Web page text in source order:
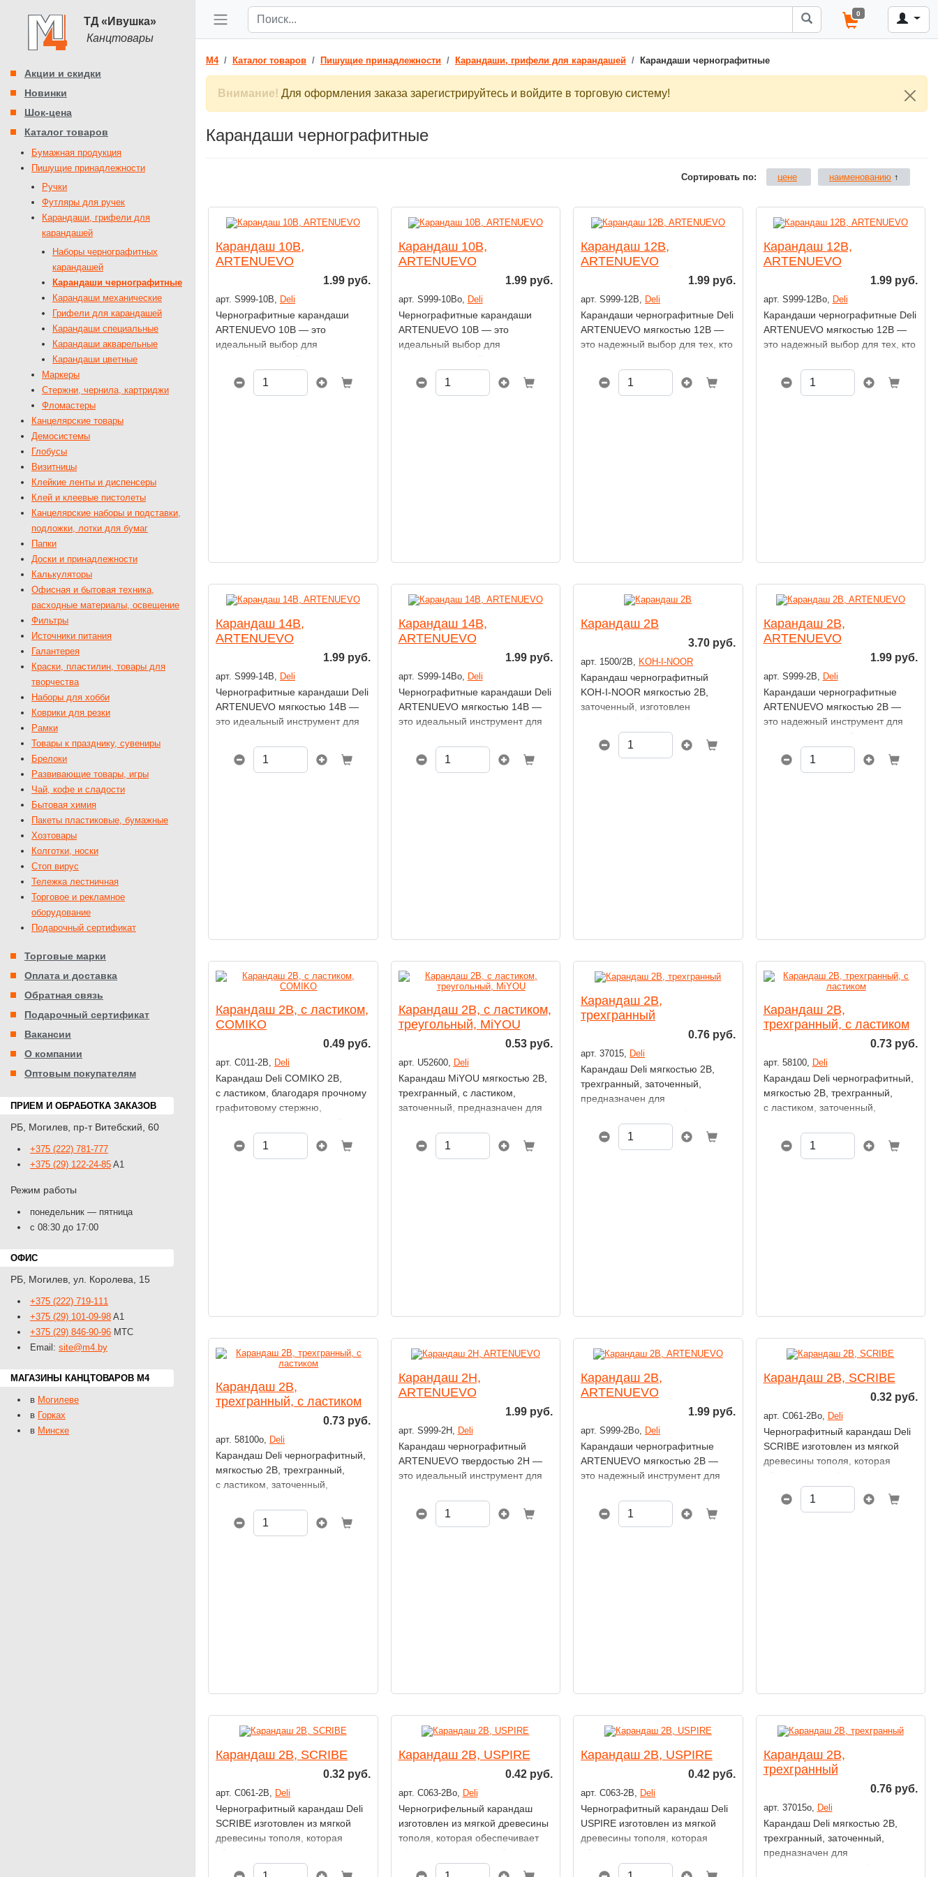
ТД «Ивушка»
Канцтовары
Акции и скидки
Новинки
Шок-цена
Каталог товаров
Бумажная продукция
Пишущие принадлежности
Ручки
Футляры для ручек
Карандаши, грифели для
карандашей
Наборы чернографитных
карандашей
Карандаши чернографитные
Карандаши механические
Грифели для карандашей
Карандаши специальные
Карандаши акварельные
Карандаши цветные
Маркеры
Стержни, чернила, картриджи
Фломастеры
Канцелярские товары
Демосистемы
Глобусы
Визитницы
Клейкие ленты и диспенсеры
Клей и клеевые пистолеты
Канцелярские наборы и подставки,
подложки, лотки для бумаг
Папки
Доски и принадлежности
Калькуляторы
Офисная и бытовая техника,
расходные материалы, освещение
Фильтры
Источники питания
Галантерея
Краски, пластилин, товары для
творчества
Наборы для хобби
Коврики для резки
Рамки
Товары к празднику, сувениры
Брелоки
Развивающие товары, игры
Чай, кофе и сладости
Бытовая химия
Пакеты пластиковые, бумажные
Хозтовары
Колготки, носки
Стоп вирус
Тележка лестничная
Торговое и рекламное
оборудование
Подарочный сертификат
Торговые марки
Оплата и доставка
Обратная связь
Подарочный сертификат
Вакансии
О компании
Оптовым покупателям
ПРИЕМ И ОБРАБОТКА ЗАКАЗОВ
РБ Могилев пр-т Витебский, 60
+375 (222) 781-777
+375 (29) 122-24-85 A1
Режим работы
понедельник — пятница
с 08:30 до 17:00
ОФИС
РБ Могилев ул. Королева, 15
+375 (222) 719-111
+375 (29) 101-09-98 A1
+375 (29) 846-90-96 MTС
Email: site@m4.by
МАГАЗИНЫ КАНЦТОВАРОВ M4
в Могилеве
в Горках
в Минске
0
M4 Каталог товаров Пишущие принадлежности Карандаши, грифели для карандашей Карандаши чернографитные
Внимание! Для оформления заказа зарегистрируйтесь и войдите в торговую систему!
Карандаши чернографитные
Сортировать по: цене наименованию ↑
Карандаш 10B,
ARTENUEVO
1.99 руб.
арт. S999-10В, Deli
Чернографитные карандаши
ARTENUEVO 10В — это
идеальный выбор для
и иллюстраторов, стремящихся
к максимальной насыщенности
Карандаш 10В,
ARTENUEVO
1.99 руб.
арт. S999-10Во, Deli
Чернографитные карандаши
ARTENUEVO 10В — это
идеальный выбор для
и иллюстраторов, стремящихся
к максимальной насыщенности
Карандаш 12B,
ARTENUEVO
1.99 руб.
арт. S999-12В, Deli
Карандаши чернографитные Deli
ARTENUEVO мягкостью 12B —
это надежный выбор для тех, кто
и глубину тона. Благодаря
сверхмягкому грифелю, они
Карандаш 12В,
ARTENUEVO
1.99 руб.
арт. S999-12Вo, Deli
Карандаши чернографитные Deli
ARTENUEVO мягкостью 12B —
это надежный выбор для тех, кто
и глубину тона. Благодаря
сверхмягкому грифелю, они
Карандаш 14B,
ARTENUEVO
1.99 руб.
арт. S999-14В, Deli
Чернографитные карандаши Deli
ARTENUEVO мягкостью 14B —
это идеальный инструмент для
линии и глубину тона. Благодаря
сверхмягкому грифелю,
Карандаш 14В,
ARTENUEVO
1.99 руб.
арт. S999-14Во, Deli
Чернографитные карандаши Deli
ARTENUEVO мягкостью 14B —
это идеальный инструмент для
линии и глубину тона. Благодаря
сверхмягкому грифелю,
Карандаш 2B
3.70 руб.
арт. 1500/2В, KOH-I-NOOR
Карандаш чернографитный
KOH-I-NOOR мягкостью 2B,
заточенный, изготовлен
соответствует высоким
стандартам качества.
Карандаш 2B,
ARTENUEVO
1.99 руб.
арт. S999-2В, Deli
Карандаши чернографитные
ARTENUEVO мягкостью 2B —
это надежный инструмент для
скетчинг, эскизы, живопись или
письмо. Благодаря
Карандаш 2B, с ластиком,
COMIKO
0.49 руб.
арт. С011-2В, Deli
Карандаш Deli COMIKO 2В,
с ластиком, благодаря прочному
графитовому стержню,
корпус легко затачивается.
Ластик не содержит ПВХ.
Карандаш 2B, с ластиком,
треугольный, MiYOU
0.53 руб.
арт. U52600, Deli
Карандаш MiYOU мягкостью 2В,
трехгранный, с ластиком,
заточенный, предназначен для
Карандаш 2B,
трехгранный
0.76 руб.
арт. 37015, Deli
Карандаш Deli мягкостью 2В,
трехгранный, заточенный,
предназначен для
Карандаш 2B,
трехгранный, с ластиком
0.73 руб.
арт. 58100, Deli
Карандаш Deli чернографитный,
мягкостью 2В, трехгранный,
с ластиком, заточенный,
художественных и графических
работ.
Карандаш 2B,
трехгранный, с ластиком
0.73 руб.
арт. 58100о, Deli
Карандаш Deli чернографитный,
мягкостью 2В, трехгранный,
с ластиком, заточенный,
художественных и графических
работ.
Карандаш 2H,
ARTENUEVO
1.99 руб.
арт. S999-2Н, Deli
Карандаш чернографитный
ARTENUEVO твердостью 2H —
это идеальный инструмент для
и аккуратность в графических
работах. Благодаря высокой
Карандаш 2В,
ARTENUEVO
1.99 руб.
арт. S999-2Вo, Deli
Карандаши чернографитные
ARTENUEVO мягкостью 2B —
это надежный инструмент для
скетчинг, эскизы, живопись или
письмо. Благодаря
Карандаш 2В, SCRIBE
0.32 руб.
арт. C061-2Bo, Deli
Чернографитный карандаш Deli
SCRIBE изготовлен из мягкой
древесины тополя, которая
Эргономичный шестигранный
корпус с синим покрытием
Карандаш 2В, SCRIBE
0.32 руб.
арт. C061-2B, Deli
Чернографитный карандаш Deli
SCRIBE изготовлен из мягкой
древесины тополя, которая
Эргономичный шестигранный
Карандаш 2В, USPIRE
0.42 руб.
арт. C063-2Bo, Deli
Черногрифельный карандаш
изготовлен из мягкой древесины
тополя, которая обеспечивает
в использовании.
Карандаш 2В, USPIRE
0.42 руб.
арт. C063-2B, Deli
Чернографитный карандаш Deli
USPIRE изготовлен из мягкой
древесины тополя, которая
и удобство в использовании.
Карандаш 2В,
трехгранный
0.76 руб.
арт. 37015о, Deli
Карандаш Deli мягкостью 2В,
трехгранный, заточенный,
предназначен для